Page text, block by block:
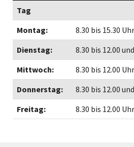
Tag
Montag:
8.30 bis 15.30
Dienstag:
8.30 bis 12.00
Mittwoch:
8.30 bis 12.00 Uhr
Donnerstag:
8.30 bis 12.00
Freitag:
8.30 bis 12.00 Uhr